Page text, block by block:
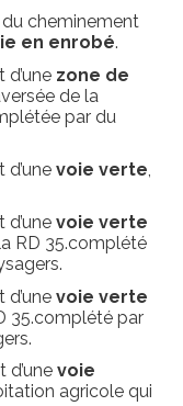
du cheminement
en enrobé.
zone de
de la
par du
voie verte,
voie verte
RD 35.complété
voie verte
35.complété par
d’une voie
agricole qui